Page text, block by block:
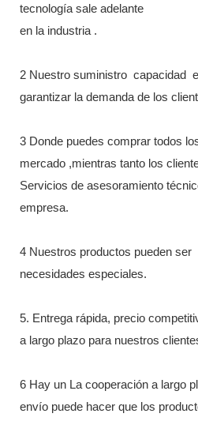
tecnología sale adelante
en la industria .
2 Nuestro suministro capacidad
garantizar la demanda de los
3 Donde puedes comprar todos
mercado ,mientras tanto los
Servicios de asesoramiento
empresa.
4 Nuestros productos pueden ser
necesidades especiales.
5. Entrega rápida, precio
a largo plazo para nuestros
6 Hay un La cooperación a largo
envío puede hacer que los